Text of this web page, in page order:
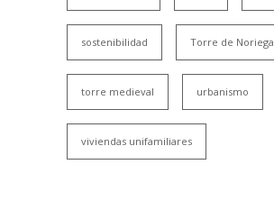
sostenibilidad Torre de Noriega
torre medieval urbanismo
viviendas unifamiliares